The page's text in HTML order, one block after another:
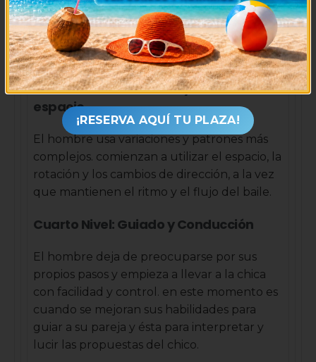
El hombre y la mujer estan bailando al
compás de la música mientras se hacen
pasos básicos y variaciones.
Tercer Nivel: Secuencia y Uso del
espacio
El hombre usa variaciones y patrones más
complejos. comienzan a utilizar el espacio, la
rotación y los cambios de dirección, a la vez
que mantienen el ritmo y el flujo del baile.
Cuarto Nivel: Guiado y Conducción
El hombre deja de preocuparse por sus
propios pasos y empieza a llevar a la chica
con facilidad y control. en este momento es
cuando se mejoran sus habilidades para
guiar a su pareja y ésta para interpretar y
lucir las propuestas del chico.
¡RESERVA AQUÍ TU PLAZA!